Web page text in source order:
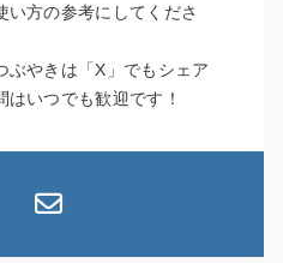
い方の参考にしてくださ
ぶやきは「X」でもシェア
はいつでも歓迎です！